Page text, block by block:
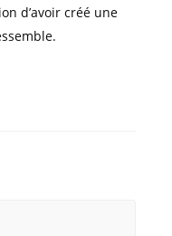
d’avoir créé une